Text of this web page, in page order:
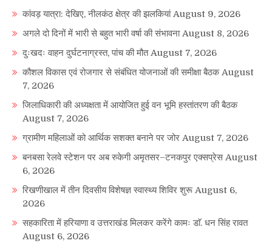
कांवड़ यात्रा: देखिए, नीलकंठ क्षेत्र की झलकियां August 9, 2026
अगले दो दिनों में भारी से बहुत भारी वर्षा की संभावना August 8, 2026
दुःखदः वाहन दुर्घटनाग्रस्त, पांच की मौत August 7, 2026
कौशल विकास एवं रोजगार से संबंधित योजनाओं की समीक्षा बैठक August
7, 2026
जिलाधिकारी की अध्यक्षता में आयोजित हुई वन भूमि हस्तांतरण की बैठक
August 7, 2026
ग्रामीण महिलाओं को आर्थिक सशक्त बनाने पर जोर August 7, 2026
बनबसा रेलवे स्टेशन पर अब रुकेगी अमृतसर–टनकपुर एक्सप्रेस August
6, 2026
रिखणीखाल में तीन दिवसीय विशेषज्ञ स्वास्थ्य शिविर शुरू August 6,
2026
सहकारिता में हरियाणा व उत्तराखंड मिलकर करेंगे कामः डाॅ. धन सिंह रावत
August 6, 2026